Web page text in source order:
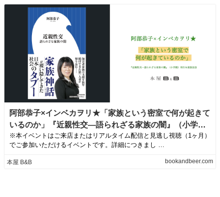
阿部恭子×インベカヲリ★「家族という密室で何が起きて
いるのか」『近親性交―語られざる家族の闇』（小学
館）刊行＆重版記念
※本イベントはご来店またはリアルタイム配信と見逃し視聴（1ヶ月）
でご参加いただけるイベントです。詳細につきまし …
本屋 B&B bookandbeer.com